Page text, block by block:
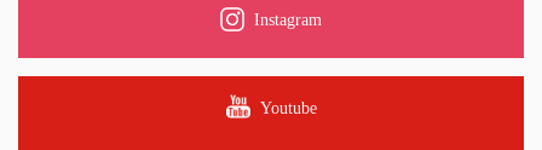
Instagram
Youtube